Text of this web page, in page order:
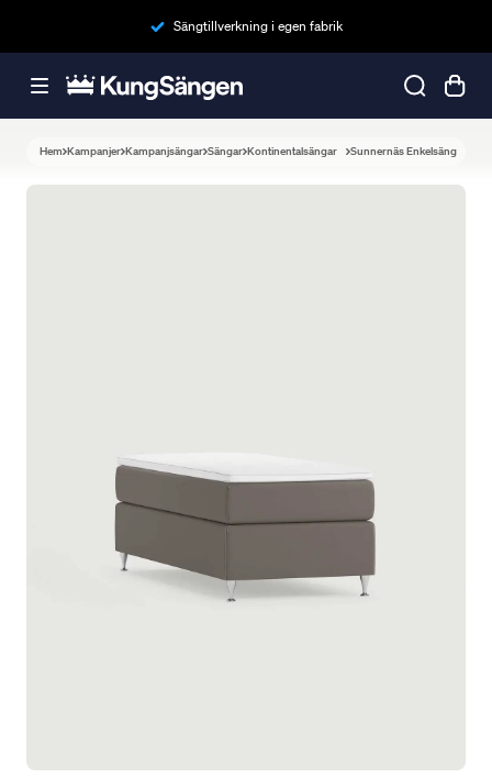
Sängtillverkning i egen fabrik
Hem Kampanjer Kampanjsängar Sängar Kontinentalsängar Sunnernäs Enkelsäng